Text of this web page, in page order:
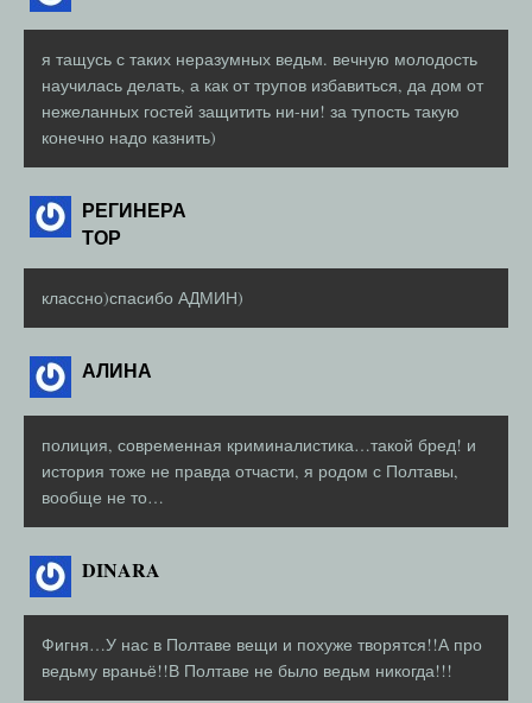
я тащусь с таких неразумных ведьм. вечную молодость
научилась делать, а как от трупов избавиться, да дом от
нежеланных гостей защитить ни-ни! за тупость такую
конечно надо казнить)
РЕГИНЕРА
ТОР
классно)спасибо АДМИН)
АЛИНА
полиция, современная криминалистика…такой бред! и
история тоже не правда отчасти, я родом с Полтавы,
вообще не то…
DINARA
Фигня…У нас в Полтаве вещи и похуже творятся!!А про
ведьму враньё!!В Полтаве не было ведьм никогда!!!